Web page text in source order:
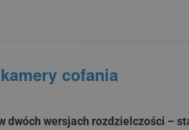
cofania
dwóch wersjach rozdzielczości –